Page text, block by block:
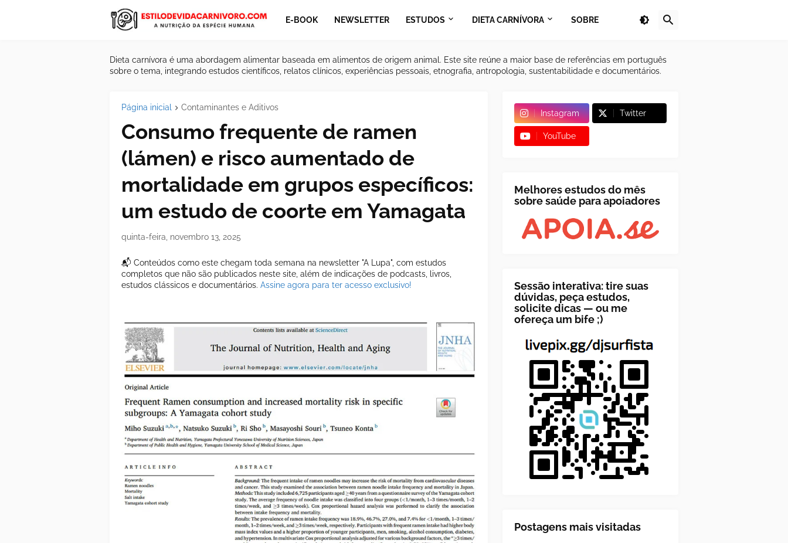
E-BOOK NEWSLETTER ESTUDOS DIETA CARNÍVORA SOBRE
Dieta carnívora é uma abordagem alimentar baseada em alimentos de origem animal. Este site reúne a maior base de referências em português
sobre o tema, integrando estudos científicos, relatos clínicos, experiências pessoais, etnografia, antropologia, sustentabilidade e documentários.
Página inicial Contaminantes e Aditivos
Consumo frequente de ramen
(lámen) e risco aumentado de
mortalidade em grupos específicos:
um estudo de coorte em Yamagata
quinta-feira, novembro 13, 2025
📬 Conteúdos como este chegam toda semana na newsletter "A Lupa", com estudos
completos que não são publicados neste site, além de indicações de podcasts, livros,
estudos clássicos e documentários. Assine agora para ter acesso exclusivo!
Instagram Twitter
YouTube
Melhores estudos do mês
sobre saúde para apoiadores
Sessão interativa: tire suas
dúvidas, peça estudos,
solicite dicas — ou me
ofereça um bife ;)
Postagens mais visitadas